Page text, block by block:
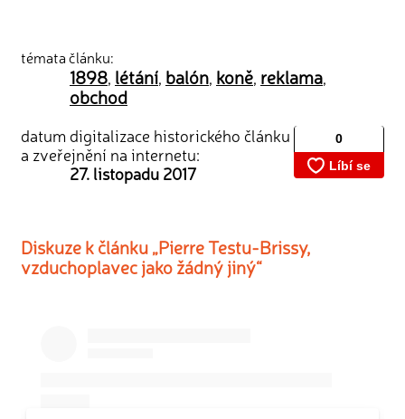
témata článku:
1898, létání, balón, koně, reklama,
obchod
datum digitalizace historického článku
a zveřejnění na internetu:
27. listopadu 2017
Diskuze k článku „Pierre Testu-Brissy,
vzduchoplavec jako žádný jiný“